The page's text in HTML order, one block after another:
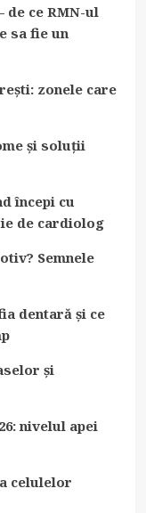
ce RMN-ul
sa fie un
zonele care
și soluții
începi cu
de cardiolog
Semnele
dentară și ce
și
nivelul apei
celulelor